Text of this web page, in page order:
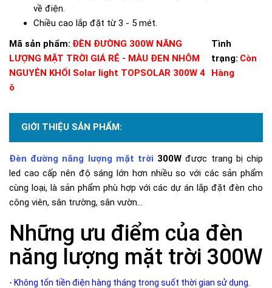
về điện.
Chiều cao lắp đặt từ 3 - 5 mét.
Mã sản phẩm: ĐÈN ĐƯỜNG 300W NĂNG
LƯỢNG MẶT TRỜI GIÁ RẺ - MÀU ĐEN NHÔM
NGUYÊN KHỐI Solar light TOPSOLAR 300W 4
ô
Tình
trạng: Còn
Hàng
GIỚI THIỆU SẢN PHẨM:
Đèn đường năng lượng mặt trời 300W được trang bị chip
led cao cấp nên độ sáng lớn hơn nhiều so với các sản phẩm
cùng loại, là sản phẩm phù hợp với các dự án lắp đặt đèn cho
công viên, sân trường, sân vườn...
Những ưu điểm của đèn
năng lượng mặt trời 300W
- Không tốn tiền điện hàng tháng trong suốt thời gian sử dụng.